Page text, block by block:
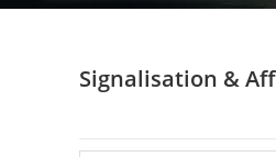
Signalisation &